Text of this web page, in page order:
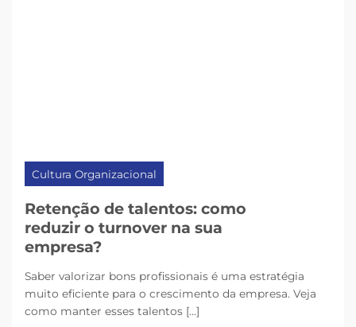
Cultura Organizacional
Retenção de talentos: como
reduzir o turnover na sua
empresa?
Saber valorizar bons profissionais é uma estratégia
muito eficiente para o crescimento da empresa. Veja
como manter esses talentos [...]